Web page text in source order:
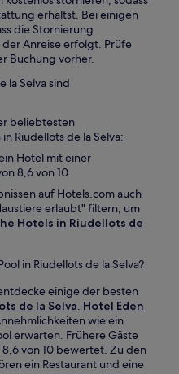
erhältst. Bei einigen
die Stornierung
Anreise erfolgt. Prüfe
Buchung vorher.
la Selva sind
beliebtesten
Riudellots de la Selva:
Hotel mit einer
8,6 von 10.
auf Hotels.com auch
erlaubt" filtern, um
Hotels in Riudellots de
in Riudellots de la Selva?
einige der besten
de la Selva. Hotel Eden
wie ein
erwarten. Frühere Gäste
von 10 bewertet. Zu den
ein Restaurant und eine